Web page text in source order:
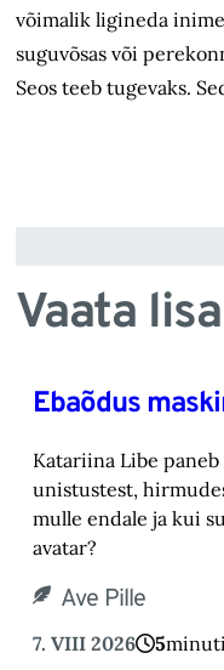
võimalik ligineda
suguvõsas või
Seos teeb tugevaks.
Vaata
Ebaõdus
Katariina Libe
unistustest,
mulle endale ja kui
avatar? ‎
Ave Pille
7. VIII 2026 5